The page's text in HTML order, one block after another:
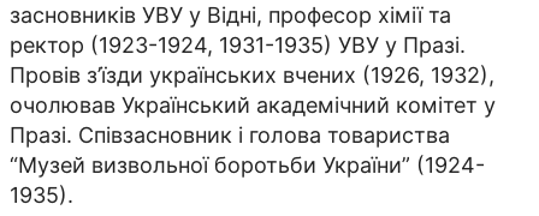
засновників УВУ у Відні, професор хімії та
ректор (1923-1924, 1931-1935) УВУ у Празі.
Провів з’їзди українських вчених (1926, 1932),
очолював Український академічний комітет у
Празі. Співзасновник і голова товариства
“Музей визвольної боротьби України” (1924-
1935).